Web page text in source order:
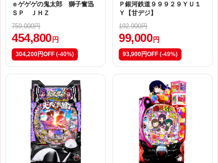
ｅゲゲゲの鬼太郎 獅子奮迅
ＳＰ ＪＨＺ
759,000円
454,800 円
304,200円OFF (-40%)
Ｐ銀河鉄道９９９２９ＹＵ１
Ｙ【甘デジ】
192,900円
99,000 円
93,900円OFF (-49%)